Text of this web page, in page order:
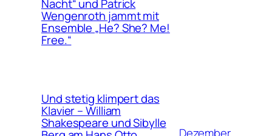
Nacht“ und Patrick
Wengenroth jammt mit
Ensemble „He? She? Me!
Free.“
Und stetig klimpert das
Klavier – William
Shakespeare und Sibylle